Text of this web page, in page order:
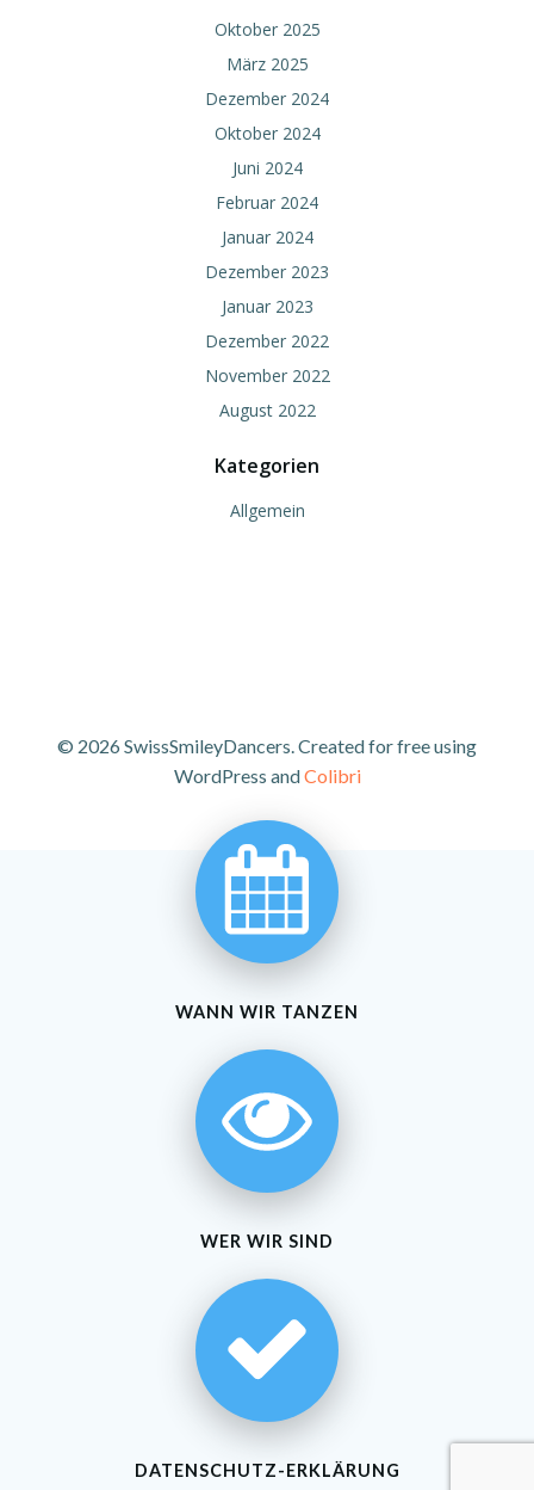
Oktober 2025
März 2025
Dezember 2024
Oktober 2024
Juni 2024
Februar 2024
Januar 2024
Dezember 2023
Januar 2023
Dezember 2022
November 2022
August 2022
Kategorien
Allgemein
© 2026 SwissSmileyDancers. Created for free using
WordPress andColibri
WANN WIR TANZEN
WER WIR SIND
DATENSCHUTZ-ERKLÄRUNG